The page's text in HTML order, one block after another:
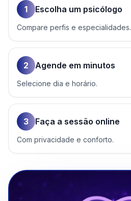
1 Escolha um psicólogo
Compare perfis e especialidades.
2 Agende em minutos
Selecione dia e horário.
3 Faça a sessão online
Com privacidade e conforto.